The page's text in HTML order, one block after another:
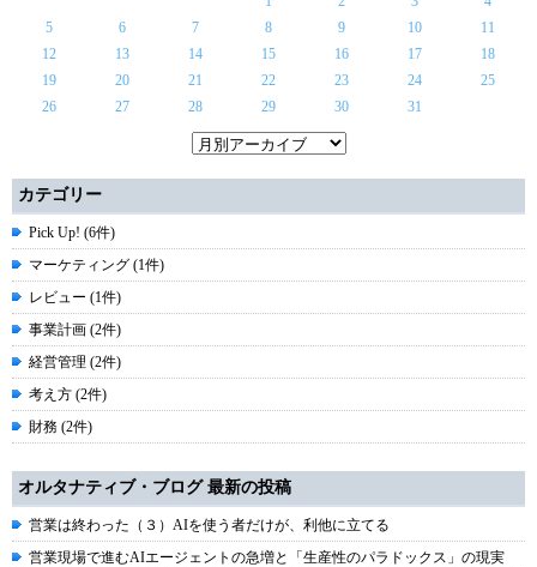
5
6 7 8 9 10
11
12
13 14 15 16 17
18
19
20 21 22 23 24
25
26
27 28 29 30 31
カテゴリー
Pick Up! (6件)
マーケティング (1件)
レビュー (1件)
事業計画 (2件)
経営管理 (2件)
考え方 (2件)
財務 (2件)
オルタナティブ・ブログ 最新の投稿
営業は終わった（３）AIを使う者だけが、利他に立てる
営業現場で進むAIエージェントの急増と「生産性のパラドックス」の現実